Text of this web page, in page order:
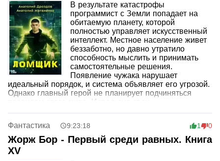
В результате катастрофы
программист с Земли попадает на
обитаемую планету, которой
полностью управляет искусственный
интеллект. Местное население живет
беззаботно, но давно утратило
способность мыслить и принимать
самостоятельные решения.
Появление чужака нарушает
идеальный порядок, и система объявляет его угрозой.
Однако главный герой не планирует подчиняться
правилам этого мира. Используя свои
собственную борьбу против технократического
утопического режима.
Фантастика 9:23:18 1 0
Жорж Бор - Первый среди равных. Книга
XV